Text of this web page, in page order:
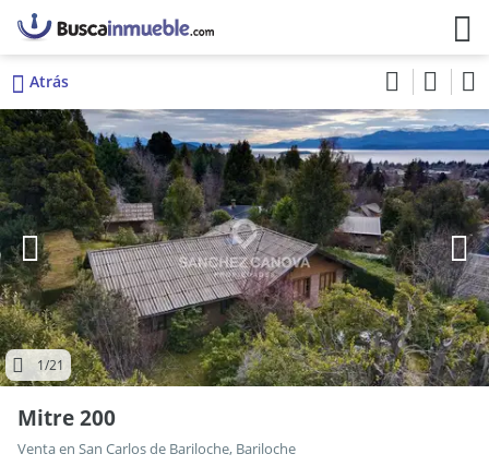
Atrás
1/21
Mitre 200
Venta en San Carlos de Bariloche, Bariloche